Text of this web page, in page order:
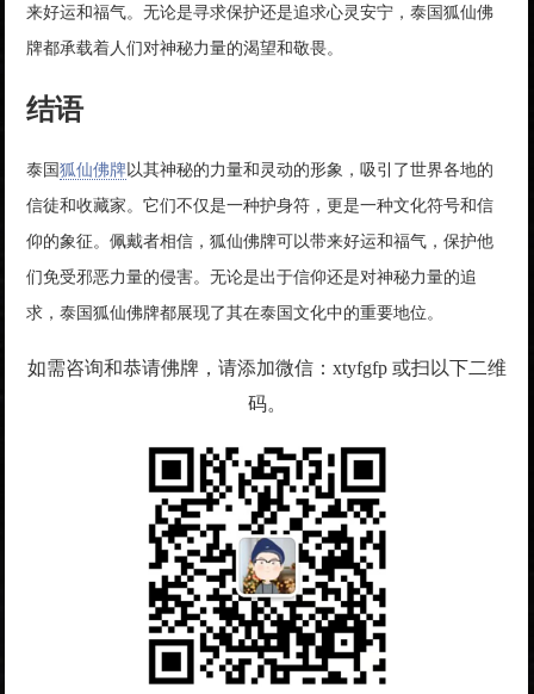
来好运和福气。无论是寻求保护还是追求心灵安宁，泰国狐仙佛
牌都承载着人们对神秘力量的渴望和敬畏。
结语
泰国狐仙佛牌 以其神秘的力量和灵动的形象，吸引了世界各地的
信徒和收藏家。它们不仅是一种护身符，更是一种文化符号和信
仰的象征。佩戴者相信，狐仙佛牌可以带来好运和福气，保护他
们免受邪恶力量的侵害。无论是出于信仰还是对神秘力量的追
求，泰国狐仙佛牌都展现了其在泰国文化中的重要地位。
如需咨询和恭请佛牌，请添加微信：xtyfgfp 或扫以下二维
码。